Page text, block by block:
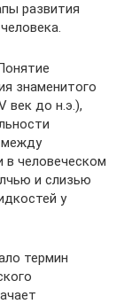
развития
знаменитого
век до н.э.),
между
человеческом
и слизью
у
термин